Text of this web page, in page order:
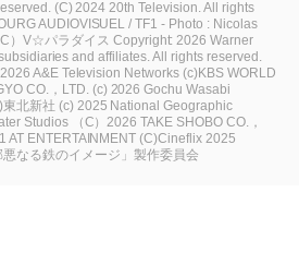
(C) 2024 20th Television. All rights
AUDIOVISUEL / TF1 - Photo : Nicolas
C）V☆パラダイス Copyright: 2026 Warner
and affiliates. All rights reserved.
A&E Television Networks (c)KBS WORLD
CO.，LTD. (c) 2026 Gochu Wasabi
東北新社 (c) 2025 National Geographic
Studios
（C）2026 TAKE SHOBO CO.，
AT ENTERTAINMENT (C)Cineflix 2025
なる鉄のイメージ」製作委員会